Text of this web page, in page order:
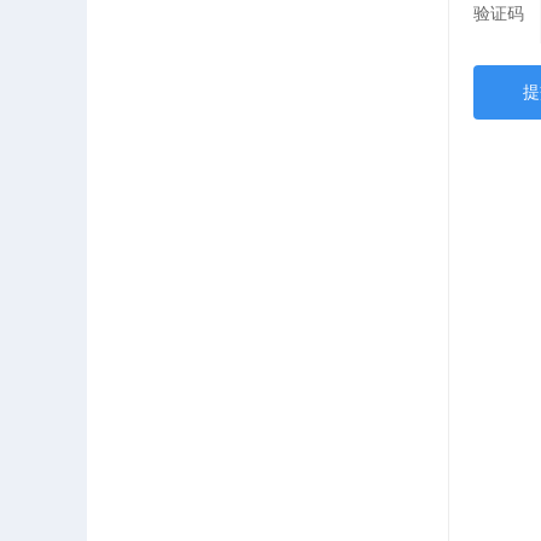
验证码